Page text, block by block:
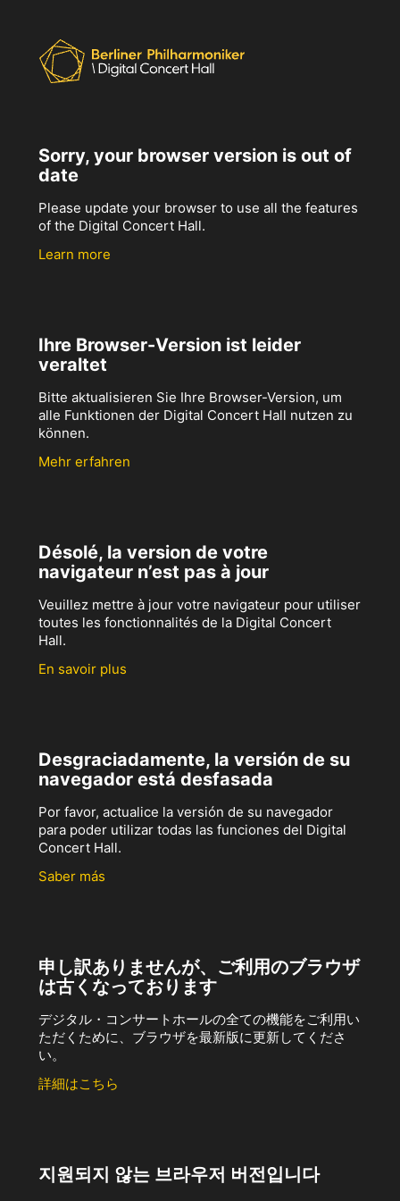
Sorry, your browser version is out of
date
Please update your browser to use all the features
of the Digital Concert Hall.
Learn more
Ihre Browser-Version ist leider
veraltet
Bitte aktualisieren Sie Ihre Browser-Version, um
alle Funktionen der Digital Concert Hall nutzen zu
können.
Mehr erfahren
Désolé, la version de votre
navigateur n’est pas à jour
Veuillez mettre à jour votre navigateur pour utiliser
toutes les fonctionnalités de la Digital Concert
Hall.
En savoir plus
Desgraciadamente, la versión de su
navegador está desfasada
Por favor, actualice la versión de su navegador
para poder utilizar todas las funciones del Digital
Concert Hall.
Saber más
申し訳ありませんが、ご利用のブラウザ
は古くなっております
デジタル・コンサートホールの全ての機能をご利用い
ただくために、ブラウザを最新版に更新してくださ
い。
詳細はこちら
지원되지 않는 브라우저 버전입니다